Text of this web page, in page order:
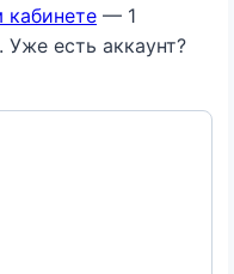
кабинете — 1
Уже есть аккаунт?